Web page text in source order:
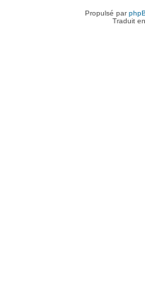
Propulsé par
Traduit